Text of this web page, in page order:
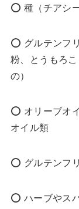
⭕️ 種（チアシ
⭕️ グルテンフ
粉、とうもろ
の）
⭕️ オリーブオ
オイル類
⭕️ グルテンフ
⭕️ ハーブやス